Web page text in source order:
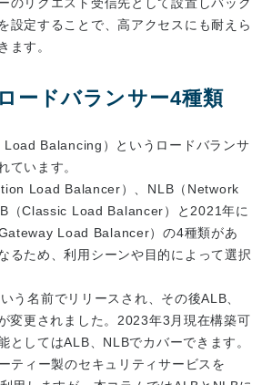
設定することで、高アクセスにも耐えら
ます。
ードバランサー4種類
Balancing）というロードバランサ
ています。
Load Balancer）、NLB（Network
（Classic Load Balancer）と2021年に
Load Balancer）の4種類があ
るため、利用シーンや目的によって選択
う名前でリリースされ、その後ALB、
変更されました。2023年3月現在構築可
としてはALB、NLBでカバーできます。
ティー製のセキュリティサービスを